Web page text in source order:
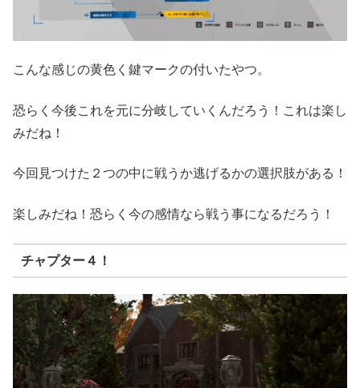
こんな感じの黄色く鍵マークの付いたやつ。
恐らく今後これを元に分岐していくんだろう！これは楽し
みだね！
今回見つけた２つの中に戦うか逃げるかの選択肢がある！
楽しみだね！恐らく今の感情なら戦う事になるだろう！
チャプター４！